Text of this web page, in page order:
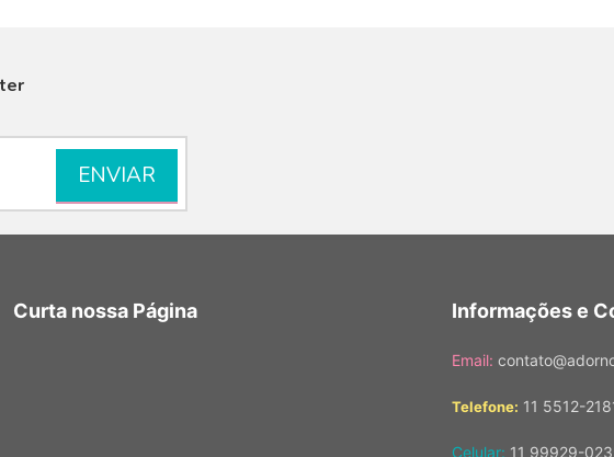
VISUALIZAR
Curta nossa Página Informações e
Email:
Telefone: 11 5512-
Celular: 11 99929-